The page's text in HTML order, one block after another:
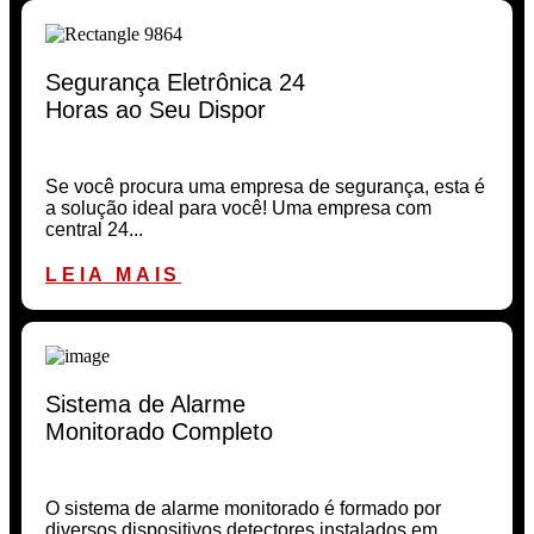
Segurança Eletrônica 24
Horas ao Seu Dispor
Se você procura uma empresa de segurança, esta é
a solução ideal para você! Uma empresa com
central 24...
LEIA MAIS
Sistema de Alarme
Monitorado Completo
O sistema de alarme monitorado é formado por
diversos dispositivos detectores instalados em